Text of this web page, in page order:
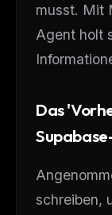
musst. Mit
Agent holt
Das
schreiben,